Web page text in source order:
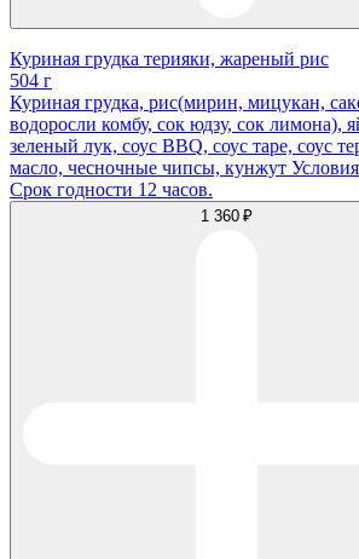
Куриная грудка терияки, жареный рис
504 г
Куриная грудка, рис(мирин, мицукан,
водоросли комбу, сок юдзу, сок лимона),
зеленый лук, соус BBQ, соус таре, соус
масло, чесночные чипсы, кунжут
Срок годности 12 часов.
1 360 ₽